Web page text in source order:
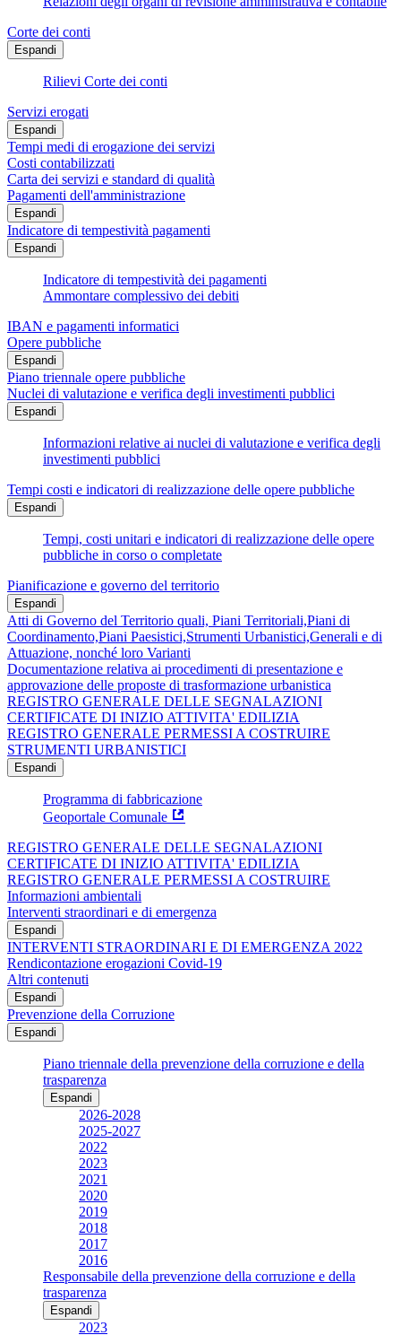
Corte dei conti
Espandi
Rilievi Corte dei conti
Servizi erogati
Espandi
Tempi medi di erogazione dei servizi
Costi contabilizzati
Carta dei servizi e standard di qualità
Pagamenti dell'amministrazione
Espandi
Indicatore di tempestività pagamenti
Espandi
Indicatore di tempestività dei pagamenti
Ammontare complessivo dei debiti
IBAN e pagamenti informatici
Opere pubbliche
Espandi
Piano triennale opere pubbliche
Nuclei di valutazione e verifica degli investimenti pubblici
Espandi
Informazioni relative ai nuclei di valutazione e verifica degli
investimenti pubblici
Tempi costi e indicatori di realizzazione delle opere pubbliche
Espandi
Tempi, costi unitari e indicatori di realizzazione delle opere
pubbliche in corso o completate
Pianificazione e governo del territorio
Espandi
Atti di Governo del Territorio quali, Piani Territoriali,Piani di
Coordinamento,Piani Paesistici,Strumenti Urbanistici,Generali e di
Attuazione, nonché loro Varianti
Documentazione relativa ai procedimenti di presentazione e
approvazione delle proposte di trasformazione urbanistica
REGISTRO GENERALE DELLE SEGNALAZIONI
CERTIFICATE DI INIZIO ATTIVITA' EDILIZIA
REGISTRO GENERALE PERMESSI A COSTRUIRE
STRUMENTI URBANISTICI
Espandi
Programma di fabbricazione
Geoportale Comunale
REGISTRO GENERALE DELLE SEGNALAZIONI
CERTIFICATE DI INIZIO ATTIVITA' EDILIZIA
REGISTRO GENERALE PERMESSI A COSTRUIRE
Informazioni ambientali
Interventi straordinari e di emergenza
Espandi
INTERVENTI STRAORDINARI E DI EMERGENZA 2022
Rendicontazione erogazioni Covid-19
Altri contenuti
Espandi
Prevenzione della Corruzione
Espandi
Piano triennale della prevenzione della corruzione e della
trasparenza
Espandi
2026-2028
2025-2027
2022
2023
2021
2020
2019
2018
2017
2016
Responsabile della prevenzione della corruzione e della
trasparenza
Espandi
2023